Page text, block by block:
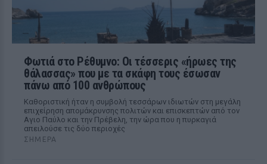
Φωτιά στο Ρέθυμνο: Οι τέσσερις «ήρωες της
θάλασσας» που με τα σκάφη τους έσωσαν
πάνω από 100 ανθρώπους
Καθοριστική ήταν η συμβολή τεσσάρων ιδιωτών στη μεγάλη
επιχείρηση απομάκρυνσης πολιτών και επισκεπτών από τον
Αγιο Παύλο και την Πρέβελη, την ώρα που η πυρκαγιά
απειλούσε τις δύο περιοχές
ΣΉΜΕΡΑ